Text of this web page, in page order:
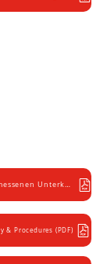
Richtlinie für Anfragen zu angemessenen Unterkünften (PDF)
& Procedures (PDF)